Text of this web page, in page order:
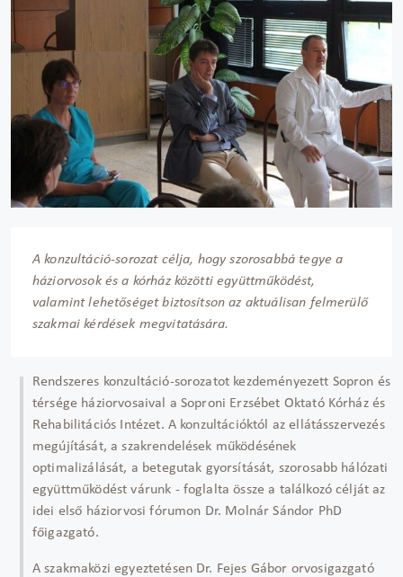
A konzultáció-sorozat célja, hogy szorosabbá tegye a
háziorvosok és a kórház közötti együttműködést,
valamint lehetőséget biztosítson az aktuálisan felmerülő
szakmai kérdések megvitatására.
Rendszeres konzultáció-sorozatot kezdeményezett Sopron és
térsége háziorvosaival a Soproni Erzsébet Oktató Kórház és
Rehabilitációs Intézet. A konzultációktól az ellátásszervezés
megújítását, a szakrendelések működésének
optimalizálását, a betegutak gyorsítását, szorosabb hálózati
együttműködést várunk - foglalta össze a találkozó célját az
idei első háziorvosi fórumon Dr. Molnár Sándor PhD
főigazgató.
A szakmaközi egyeztetésen Dr. Fejes Gábor orvosigazgató